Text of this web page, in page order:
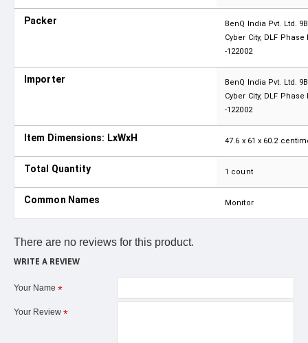
Packer
BenQ India Pvt. Ltd.
Cyber ​​City, DLF
-122002
Importer
BenQ India Pvt. Ltd.
Cyber ​​City, DLF
-122002
Item Dimensions: LxWxH 47.6 x 61 x 60.2
Total Quantity 1 count
Common Names Monitor
There are no reviews for this product.
WRITE A REVIEW
Your Name
Your Review